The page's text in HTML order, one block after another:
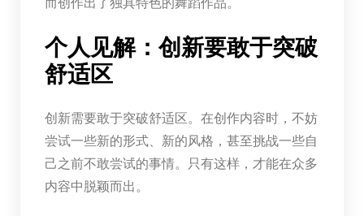
个人见解：创新要敢于突破
舒适区
创新需要敢于突破舒适区。在创作内容时，不妨
尝试一些新的形式、新的风格，甚至挑战一些自
己之前不敢尝试的事情。只有这样，才能在众多
内容中脱颖而出。